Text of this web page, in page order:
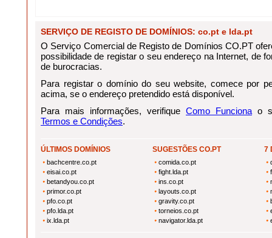
SERVIÇO DE REGISTO DE DOMÍNIOS: co.pt e lda.pt
O Serviço Comercial de Registo de Domínios CO.PT
possibilidade de registar o seu endereço na Internet, de
de burocracias.
Para registar o domínio do seu website, comece por
acima, se o endereço pretendido está disponível.
Para mais informações, verifique Como Funciona o
Termos e Condições.
ÚLTIMOS DOMÍNIOS
bachcentre.co.pt
eisai.co.pt
betandyou.co.pt
primor.co.pt
pfo.co.pt
pfo.lda.pt
ix.lda.pt
SUGESTÕES CO.PT
comida.co.pt
fight.lda.pt
ins.co.pt
layouts.co.pt
gravity.co.pt
torneios.co.pt
navigator.lda.pt
7